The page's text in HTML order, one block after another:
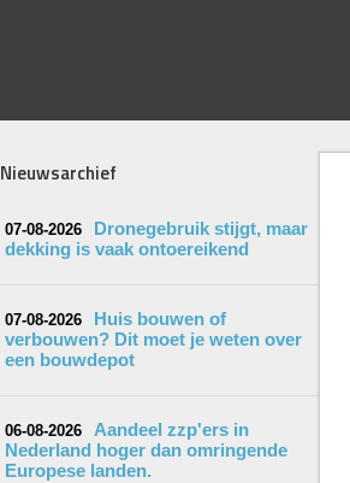
Nieuwsarchief
07-08-2026
Dronegebruik stijgt, maar
dekking is vaak ontoereikend
07-08-2026
Huis bouwen of
verbouwen? Dit moet je weten over
een bouwdepot
06-08-2026
Aandeel zzp'ers in
Nederland hoger dan omringende
Europese landen.